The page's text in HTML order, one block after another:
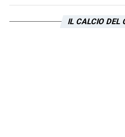
facile pure farti volere
comporti bene, se ti
IL CALCIO DEL